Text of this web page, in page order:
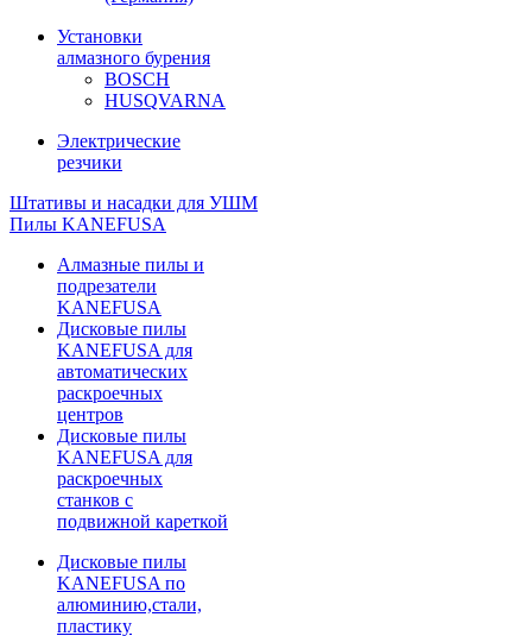
Установки
алмазного бурения
BOSCH
HUSQVARNA
Электрические
резчики
Штативы и насадки для УШМ
Пилы KANEFUSA
Алмазные пилы и
подрезатели
KANEFUSA
Дисковые пилы
KANEFUSA для
автоматических
раскроечных
центров
Дисковые пилы
KANEFUSA для
раскроечных
станков с
подвижной кареткой
Дисковые пилы
KANEFUSA по
алюминию,стали,
пластику